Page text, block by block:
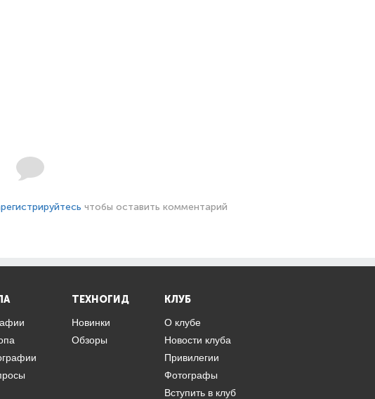
чтобы оставить комментарий
ТЕХНОГИД
Новинки
Обзоры
КЛУБ
О клубе
Новости клуба
Привилегии
Фотографы
Вступить в клуб